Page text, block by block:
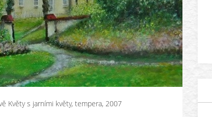
Květy s jarními květy, tempera, 2007